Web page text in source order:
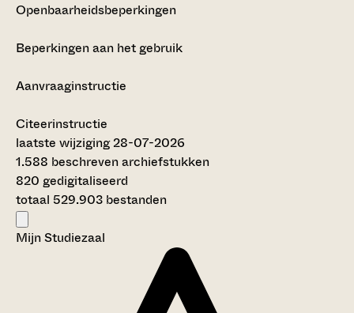
Openbaarheidsbeperkingen
Beperkingen aan het gebruik
Aanvraaginstructie
Citeerinstructie
laatste wijziging 28-07-2026
1.588 beschreven archiefstukken
820 gedigitaliseerd
totaal 529.903 bestanden
Mijn Studiezaal